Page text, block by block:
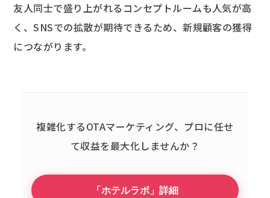
友人同士で盛り上がれるコンセプトルームも人気が高
く、SNSでの拡散が期待できるため、新規顧客の獲得
につながります。
複雑化するOTAマーケティング、 プロに任せ
て収益を最大化しませんか？
「ホテルラボ」詳細